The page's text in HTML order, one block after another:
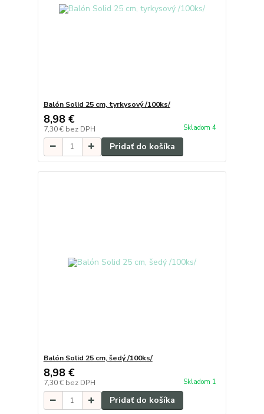
Balón Solid 25 cm, tyrkysový /100ks/
8,98 €
7,30 € bez DPH Skladom 4
Pridať do košíka
Balón Solid 25 cm, šedý /100ks/
8,98 €
7,30 € bez DPH Skladom 1
Pridať do košíka